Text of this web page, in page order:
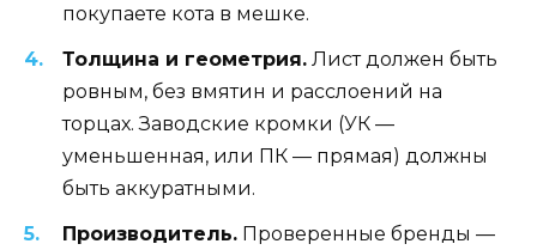
покупаете кота в мешке.
Толщина и геометрия. Лист должен быть
ровным, без вмятин и расслоений на
торцах. Заводские кромки (УК —
уменьшенная, или ПК — прямая) должны
быть аккуратными.
Производитель. Проверенные бренды —